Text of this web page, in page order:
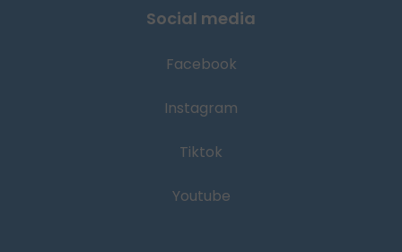
Social media
Facebook
Instagram
Tiktok
Youtube